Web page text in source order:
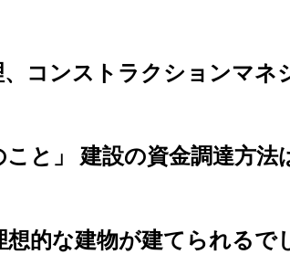
コンストラクションマネ
こと」 建設の資金調達方
的な建物が建てられるで